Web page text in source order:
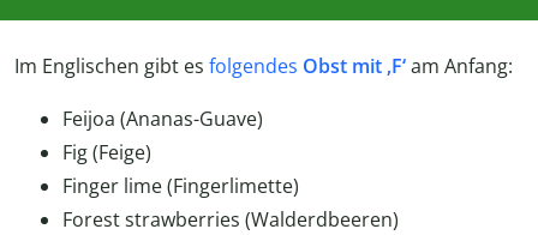
Im Englischen gibt es folgendes Obst mit ‚F‘am Anfang:
Feijoa (Ananas-Guave)
Fig (Feige)
Finger lime (Fingerlimette)
Forest strawberries (Walderdbeeren)